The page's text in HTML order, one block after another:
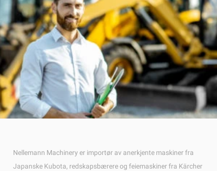
Nellemann Machinery er importør av anerkjente maskiner fra
Japanske Kubota, redskapsbærere og feiemaskiner fra Kärcher